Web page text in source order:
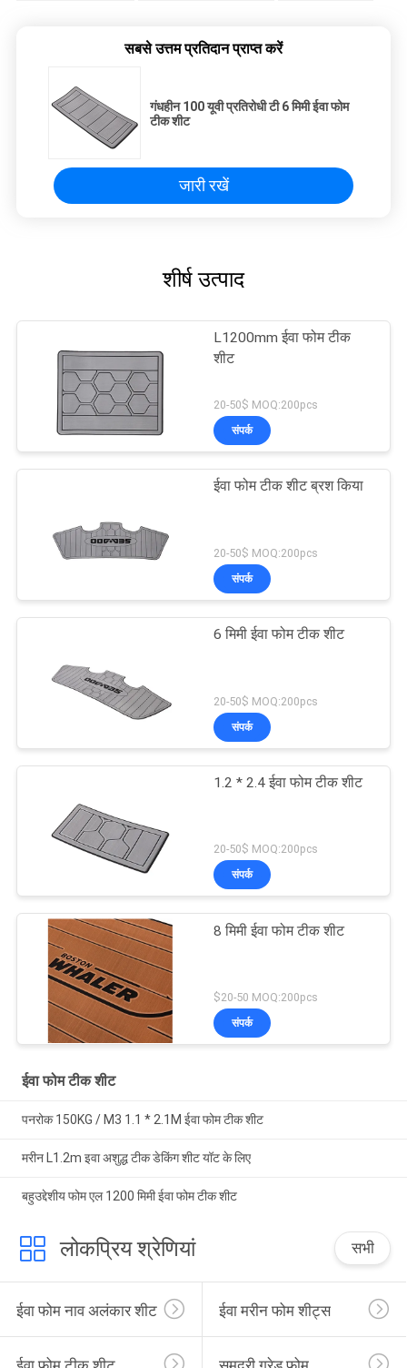
सबसे उत्तम प्रतिदान प्राप्त करें
गंधहीन 100 यूवी प्रतिरोधी टी 6 मिमी ईवा फोम
टीक शीट
जारी रखें
शीर्ष उत्पाद
L1200mm ईवा फोम टीक
शीट
20-50$ MOQ:200pcs
संपर्क
ईवा फोम टीक शीट ब्रश किया
20-50$ MOQ:200pcs
संपर्क
6 मिमी ईवा फोम टीक शीट
20-50$ MOQ:200pcs
संपर्क
1.2 * 2.4 ईवा फोम टीक शीट
20-50$ MOQ:200pcs
संपर्क
8 मिमी ईवा फोम टीक शीट
$20-50 MOQ:200pcs
संपर्क
ईवा फोम टीक शीट
पनरोक 150KG / M3 1.1 * 2.1M ईवा फोम टीक शीट
मरीन L1.2m इवा अशुद्ध टीक डेकिंग शीट यॉट के लिए
बहुउद्देशीय फोम एल 1200 मिमी ईवा फोम टीक शीट
लोकप्रिय श्रेणियां सभी
ईवा फोम नाव अलंकार शीट ईवा मरीन फोम शीट्स